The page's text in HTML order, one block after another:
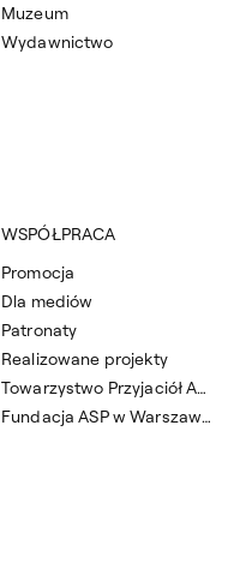
Muzeum
Wydawnictwo
WSPÓŁPRACA
Promocja
Dla mediów
Patronaty
Realizowane projekty
Towarzystwo Przyjaciół ASP
Fundacja ASP w Warszawie